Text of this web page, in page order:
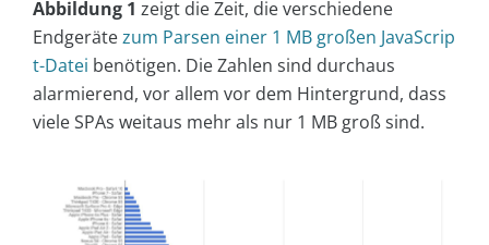
Abbildung 1 zeigt die Zeit, die verschiedene
Endgerätezum Parsen einer 1 MB großen JavaScrip
t-Datei benötigen. Die Zahlen sind durchaus
alarmierend, vor allem vor dem Hintergrund, dass
viele SPAs weitaus mehr als nur 1 MB groß sind.